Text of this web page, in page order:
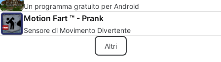
Un programma gratuito per Android
Motion Fart ™ - Prank
Sensore di Movimento Divertente
Altri